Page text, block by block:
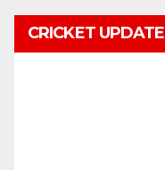
CRICKET UPDATE